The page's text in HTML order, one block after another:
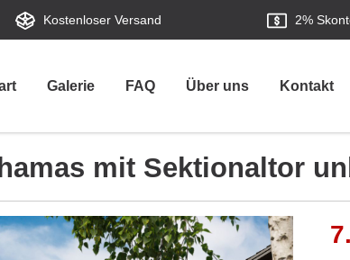
Kostenloser Versand 2%
Galerie FAQ Über uns Kontakt
mit Sektionaltor